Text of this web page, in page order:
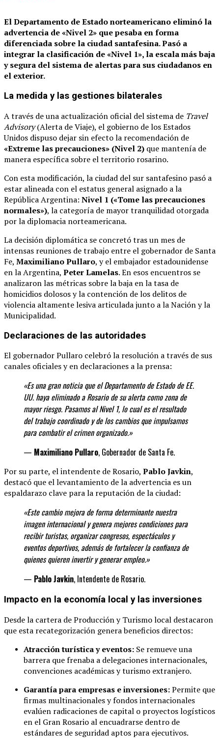
El Departamento de Estado norteamericano eliminó la
advertencia de «Nivel 2» que pesaba en forma
diferenciada sobre la ciudad santafesina.Pasó a
integrar la clasificación de «Nivel 1», la escala más baja
y segura del sistema de alertas para sus ciudadanos en
el exterior.
La medida y las gestiones bilaterales
A través de una actualización oficial del sistema de Travel
Advisory(Alerta de Viaje), el gobierno de los Estados
Unidos dispuso dejar sin efecto la recomendación de
«Extreme las precauciones» (Nivel 2) que mantenía de
manera específica sobre el territorio rosarino.
Con esta modificación, la ciudad del sur santafesino pasó a
estar alineada con el estatus general asignado a la
República Argentina: Nivel 1 («Tome las precauciones
normales»), la categoría de mayor tranquilidad otorgada
por la diplomacia norteamericana.
La decisión diplomática se concretó tras un mes de
intensas reuniones de trabajo entre el gobernador de Santa
Fe, Maximiliano Pullaro, y el embajador estadounidense
en la Argentina, Peter Lamelas.En esos encuentros se
analizaron las métricas sobre la baja en la tasa de
homicidios dolosos y la contención de los delitos de
violencia altamente lesiva articulada junto a la Nación y la
Municipalidad.
Declaraciones de las autoridades
El gobernador Pullaro celebró la resolución a través de sus
canales oficiales y en declaraciones a la prensa:
«Es una gran noticia que el Departamento de Estado de EE.
UU. haya eliminado a Rosario de su alerta como zona de
mayor riesgo. Pasamos al Nivel 1, lo cual es el resultado
del trabajo coordinado y de los cambios que impulsamos
para combatir el crimen organizado.»
— Maximiliano Pullaro, Gobernador de Santa Fe.
Por su parte, el intendente de Rosario, Pablo Javkin,
destacó que el levantamiento de la advertencia es un
espaldarazo clave para la reputación de la ciudad:
«Este cambio mejora de forma determinantenuestra
imagen internacional y genera mejores condiciones para
recibir turistas, organizar congresos, espectáculos y
eventos deportivos, además de fortalecer la confianza de
quienes quieren invertir y generarempleo.»
— Pablo Javkin, Intendente de Rosario.
Impacto en la economía local y las inversiones
Desde la cartera de Producción y Turismo local destacaron
que esta recategorización genera beneficios directos:
Atracción turística y eventos: Se remueve una
barrera que frenaba a delegaciones internacionales,
convenciones académicas y turismo extranjero.
Garantía para empresas e inversiones:Permite que
firmas multinacionales y fondos internacionales
evalúen radicaciones de capital o proyectos logísticos
en el Gran Rosario al encuadrarse dentro de
estándares de seguridad aptos para ejecutivos.